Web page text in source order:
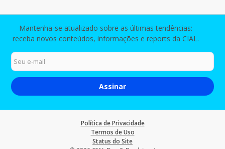
Mantenha-se atualizado sobre as últimas tendências:
receba novos conteúdos, informações e reports da CIAL.
Política de Privacidade
Termos de Uso
Status do Site